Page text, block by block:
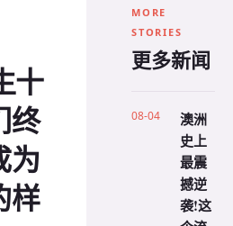
十
终
为
样
MORE
STORIES
更多新闻
08-04
澳洲
史上
最震
撼逆
袭!这